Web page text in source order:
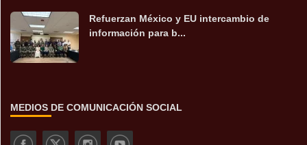
Refuerzan México y EU intercambio de
información para b...
MEDIOS DE COMUNICACIÓN SOCIAL